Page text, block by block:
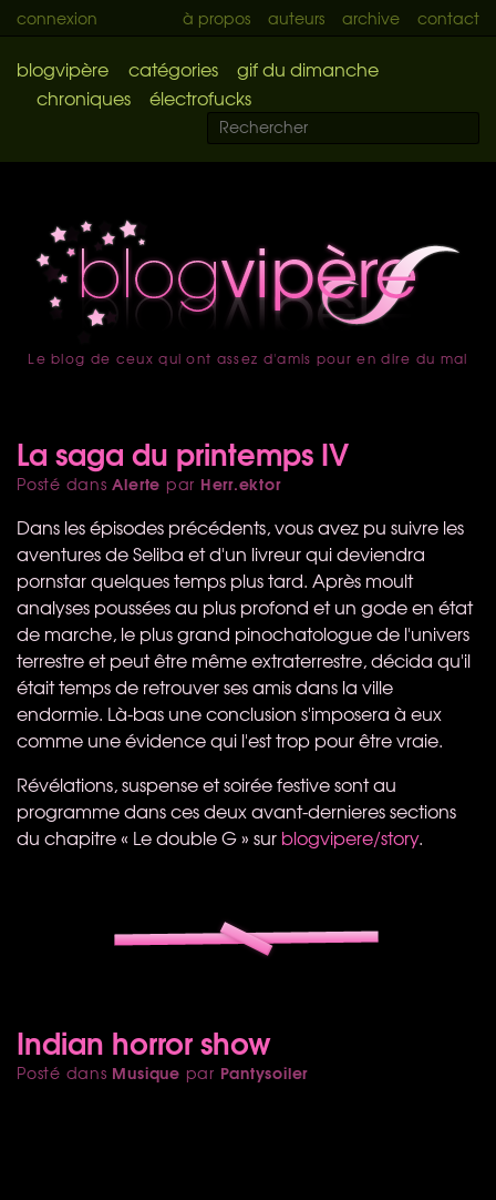
connexion à propos auteurs archive contact
blogvipère catégories
gif du dimanche
chroniques
électrofucks
accueil
Le blog de ceux qui ont assez d'amis pour en dire du mal
La saga du printemps IV
Posté dansAlerte par Herr.ektor
Dans les épisodes précédents, vous avez pu suivre les
aventures de Seliba et d'un livreur qui deviendra
pornstar quelques temps plus tard. Après moult
analyses poussées au plus profond et un gode en état
de marche, le plus grand pinochatologue de l'univers
terrestre et peut être même extraterrestre, décida qu'il
était temps de retrouver ses amis dans la ville
endormie. Là-bas une conclusion s'imposera à eux
comme une évidence qui l'est trop pour être vraie.
Révélations, suspense et soirée festive sont au
programme dans ces deux avant-dernieres sections
du chapitre « Le double G » sur blogvipere/story.
Indian horror show
Posté dans Musique par Pantysoiler